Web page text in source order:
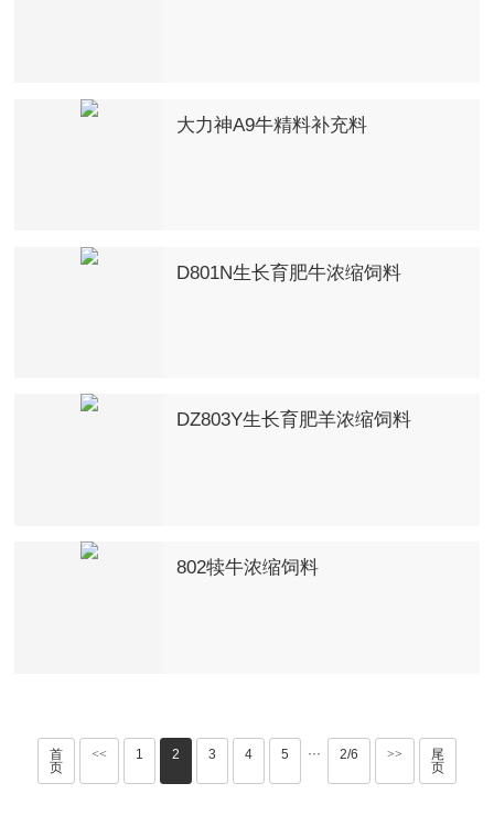
大力神A9牛精料补充料
D801N生长育肥牛浓缩饲料
DZ803Y生长育肥羊浓缩饲料
802犊牛浓缩饲料
首
页
<< 1 2 3 4 5 ··· 2/6 >>
尾
页